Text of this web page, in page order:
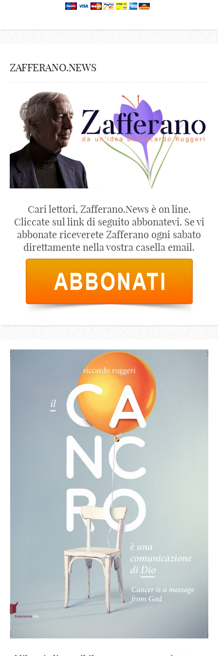
ZAFFERANO.NEWS
Cari lettori, Zafferano.News è on line.
Cliccate sul link di seguito abbonatevi. Se vi
abbonate riceverete Zafferano ogni sabato
direttamente nella vostra casella email.